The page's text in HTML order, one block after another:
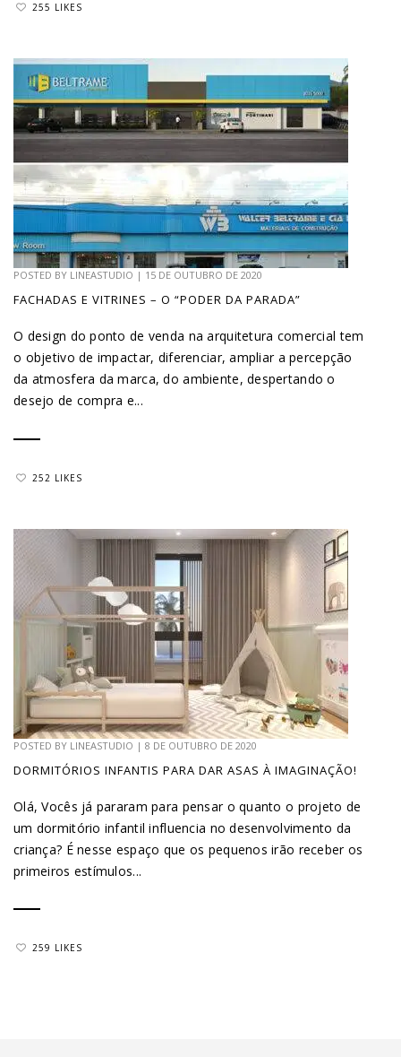
255 LIKES
POSTED BY LINEASTUDIO | 15 DE OUTUBRO DE 2020
FACHADAS E VITRINES – O “PODER DA PARADA”
O design do ponto de venda na arquitetura comercial tem
o objetivo de impactar, diferenciar, ampliar a percepção
da atmosfera da marca, do ambiente, despertando o
desejo de compra e...
252 LIKES
POSTED BY LINEASTUDIO | 8 DE OUTUBRO DE 2020
DORMITÓRIOS INFANTIS PARA DAR ASAS À IMAGINAÇÃO!
Olá, Vocês já pararam para pensar o quanto o projeto de
um dormitório infantil influencia no desenvolvimento da
criança? É nesse espaço que os pequenos irão receber os
primeiros estímulos...
259 LIKES